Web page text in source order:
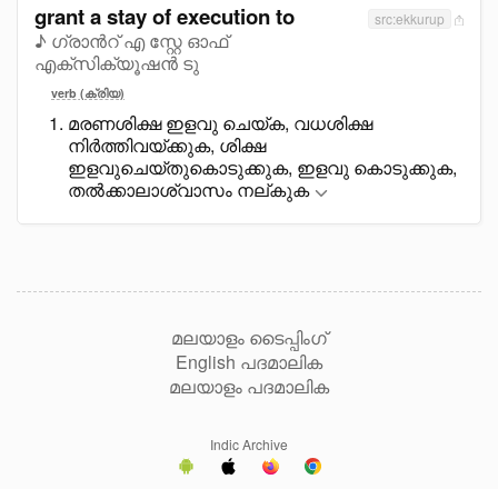
grant a stay of execution to
♪ ഗ്രാൻറ് എ സ്റ്റേ ഓഫ്
എക്സിക്യൂഷൻ ടു
src:ekkurup
verb (ക്രിയ)
മരണശിക്ഷ ഇളവു ചെയ്ക, വധശിക്ഷ
നിർത്തിവയ്ക്കുക, ശിക്ഷ
ഇളവുചെയ്തുകൊടുക്കുക, ഇളവു കൊടുക്കുക,
തൽക്കാലാശ്വാസം നല്കുക
മലയാളം ടൈപ്പിംഗ്
English പദമാലിക
മലയാളം പദമാലിക
Indic Archive